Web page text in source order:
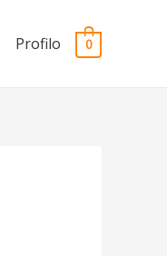
Profilo 0